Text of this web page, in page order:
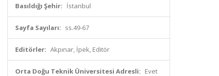
Basıldığı Şehir: İstanbul
Sayfa Sayıları: ss.49-67
Editörler: Akpınar, İpek, Editör
Orta Doğu Teknik Üniversitesi Adresli: Evet